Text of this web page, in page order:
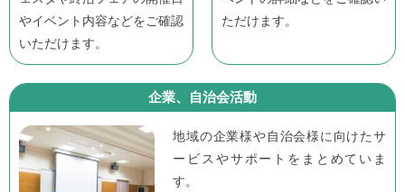
やイベント内容などをご確認
いただけます。
ただけます。
企業、自治会活動
地域の企業様や自治会様に向けたサ
ービスやサポートをまとめていま
す。